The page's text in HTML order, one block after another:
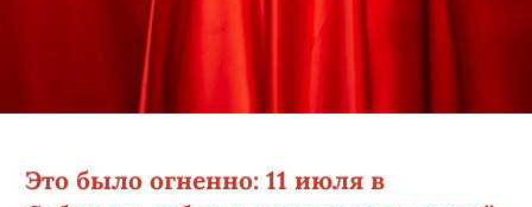
Это было огненно: 11 июля в